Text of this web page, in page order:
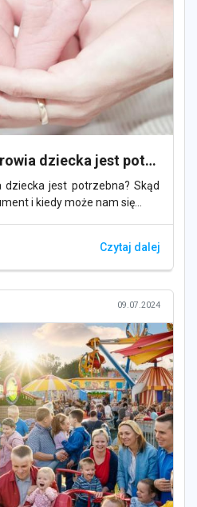
Czy książeczka zdrowia dziecka jest potrzebna i skąd ją wziąć w 2024 roku?
dziecka jest potrzebna? Skąd
i kiedy może nam się...
Czytaj dalej
09.07.2024